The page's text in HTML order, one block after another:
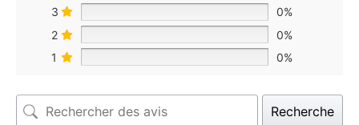
3
0%
2
0%
1
0%
Recherche